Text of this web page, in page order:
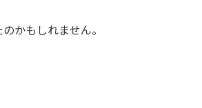
かもしれません。